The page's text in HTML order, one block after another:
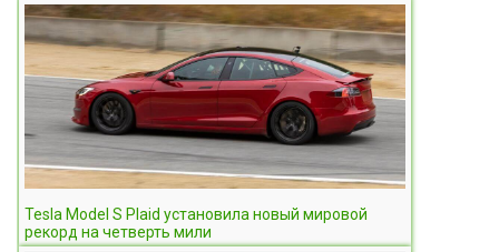
Tesla Model S Plaid установила новый мировой
рекорд на четверть мили